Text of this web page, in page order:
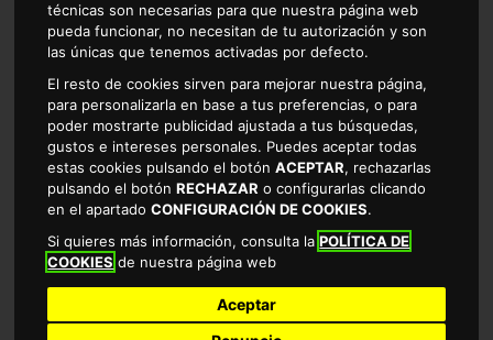
técnicas son necesarias para que nuestra página web
pueda funcionar, no necesitan de tu autorización y son
las únicas que tenemos activadas por defecto.
El resto de cookies sirven para mejorar nuestra página,
para personalizarla en base a tus preferencias, o para
poder mostrarte publicidad ajustada a tus búsquedas,
gustos e intereses personales. Puedes aceptar todas
estas cookies pulsando el botónACEPTAR, rechazarlas
pulsando el botónRECHAZAR o configurarlas clicando
en el apartadoCONFIGURACIÓN DE COOKIES.
Si quieres más información, consulta laPOLÍTICA DE
COOKIES de nuestra página web
Aceptar